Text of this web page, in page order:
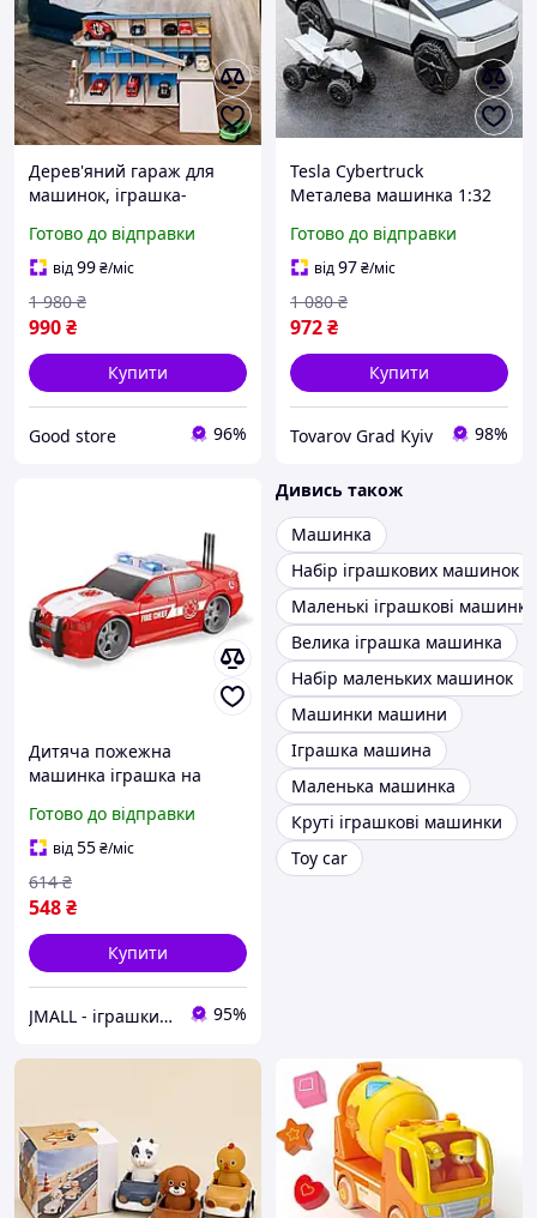
Дерев'яний гараж для
машинок, іграшка-
машинок із фанери,
Дерев'яні паркінги gs
Готово до відправки
від99₴/міс
990₴
1 980 ₴
Купити
Good store 96%
Tesla Cybertruck
Металева машинка 1:32
Іграшка зі звуком і
підсвіткою
Готово до відправки
від97₴/міс
972₴
1 080 ₴
Купити
Tovarov Grad Kyiv 98%
Дитяча пожежна
машинка іграшка на
Rescue Червоний
Готово до відправки
від55₴/міс
548₴
614 ₴
Купити
JMALL - іграшки та товари для детей 95%
Дивись також
Машинка
Набір іграшкових машинок
Маленькі іграшкові машинки
Велика іграшка машинка
Набір маленьких машинок
Машинки машини
Іграшка машина
Маленька машинка
Круті іграшкові машинки
Toy car